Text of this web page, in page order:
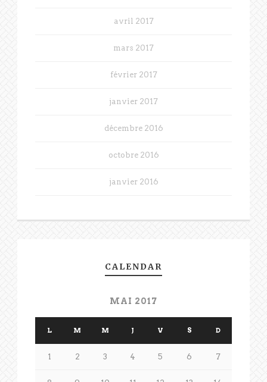
avril 2017
mars 2017
février 2017
janvier 2017
décembre 2016
octobre 2016
janvier 2016
CALENDAR
MAI 2017
L M M J V S D
1 2 3 4 5 6 7